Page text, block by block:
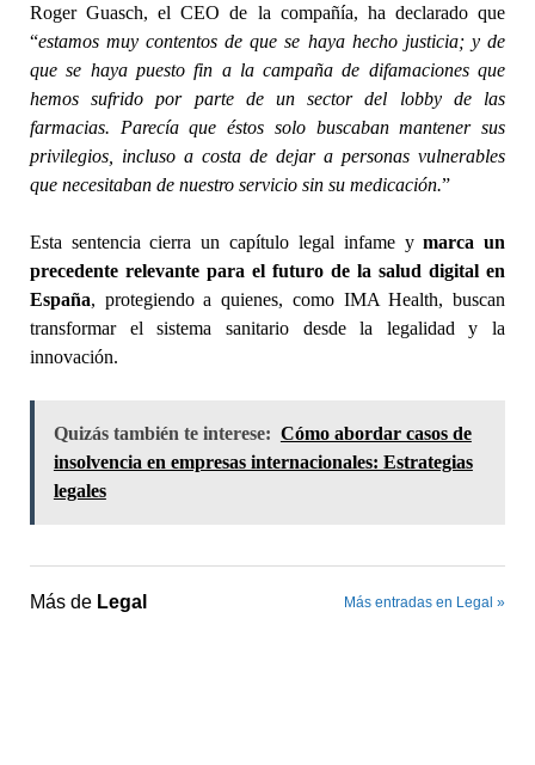
Roger Guasch, el CEO de la compañía, ha declarado que
“estamos muy contentos de que se haya hecho justicia; y de
que se haya puesto fin a la campaña de difamaciones que
hemos sufrido por parte de un sector del lobby de las
farmacias. Parecía que éstos solo buscaban mantener sus
privilegios, incluso a costa de dejar a personas vulnerables
que necesitaban de nuestro servicio sin su medicación.”
Esta sentencia cierra un capítulo legal infame ymarca un
precedente relevante para el futuro de la salud digital en
España, protegiendo a quienes, como IMA Health, buscan
transformar el sistema sanitario desde la legalidad y la
innovación.
Quizás también te interese: Cómo abordar casos de
insolvencia en empresas internacionales: Estrategias
legales
Más de Legal Más entradas en Legal »